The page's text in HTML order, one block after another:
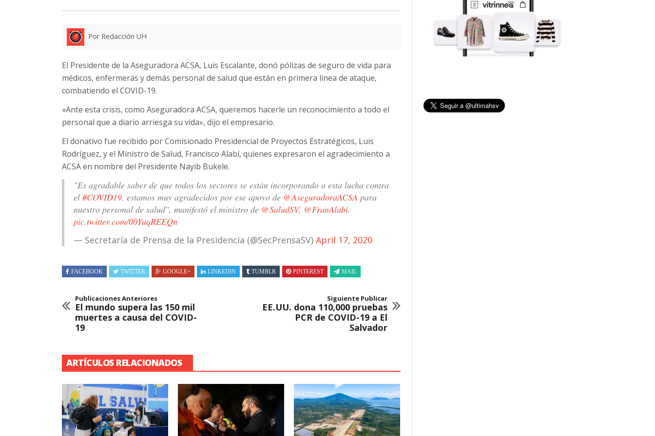
Por Redacción UH
El Presidente de la Aseguradora ACSA, Luis Escalante, donó pólizas de seguro de vida para
médicos, enfermeras y demás personal de salud que están en primera línea de ataque,
combatiendo el COVID-19.
«Ante esta crisis, como Aseguradora ACSA, queremos hacerle un reconocimiento a todo el
personal que a diario arriesga su vida», dijo el empresario.
El donativo fue recibido por Comisionado Presidencial de Proyectos Estratégicos, Luis
Rodríguez, y el Ministro de Salud, Francisco Alabí, quienes expresaron el agradecimiento a
ACSA en nombre del Presidente Nayib Bukele.
"Es agradable saber de que todos los sectores se están incorporando a esta lucha contra
el #COVID19, estamos muy agradecidos por ese apoyo de @AseguradoraACSA para
nuestro personal de salud", manifestó el ministro de @SaludSV, @FranAlabi.
pic.twitter.com/00YuqREEQn
— Secretaría de Prensa de la Presidencia (@SecPrensaSV) April 17, 2020
FACEBOOK TWITTER GOOGLE+ LINKEDIN TUMBLR PINTEREST MAIL
Publicaciones Anteriores
El mundo supera las 150 mil
muertes a causa del COVID-
19
Siguiente Publicar
EE.UU. dona 110,000 pruebas
PCR de COVID-19 a El
Salvador
ARTÍCULOS RELACIONADOS